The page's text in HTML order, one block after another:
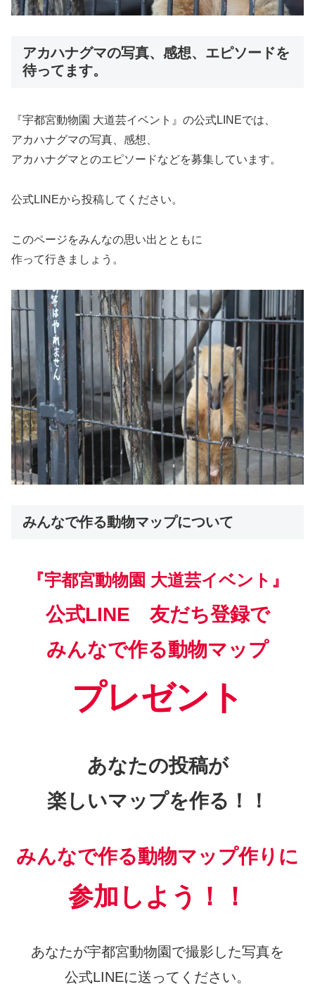
アカハナグマの写真、感想、エピソードを
待ってます。
『宇都宮動物園 大道芸イベント』の公式LINEでは、
アカハナグマの写真、感想、
アカハナグマとのエピソードなどを募集しています。
公式LINEから投稿してください。
このページをみんなの思い出とともに
作って行きましょう。
みんなで作る動物マップについて
『宇都宮動物園 大道芸イベント』
公式LINE 友だち登録で
みんなで作る動物マップ
プレゼント
あなたの投稿が
楽しいマップを作る！！
みんなで作る動物マップ作りに
参加しよう！！
あなたが宇都宮動物園で撮影した写真を
公式LINEに送ってください。